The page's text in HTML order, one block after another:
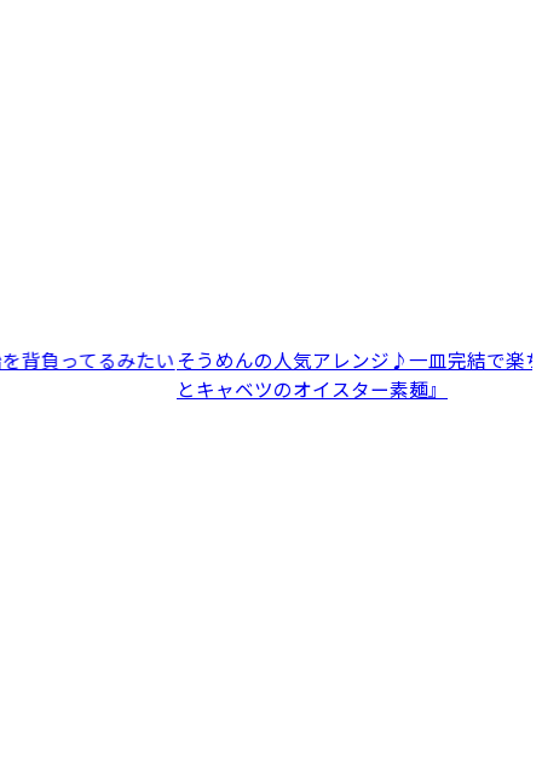
めんの人気アレンジ♪一皿完結で楽ちん『豚しゃぶ
ャベツのオイスター素麺』
【夏は刺